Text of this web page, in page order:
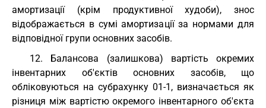
амортизації (крім продуктивної худоби), знос
відображається в сумі амортизації за нормами для
відповідної групи основних засобів.
12. Балансова (залишкова) вартість окремих
інвентарних об'єктів основних засобів, що
обліковуються на субрахунку 01-1, визначається як
різниця між вартістю окремого інвентарного об'єкта